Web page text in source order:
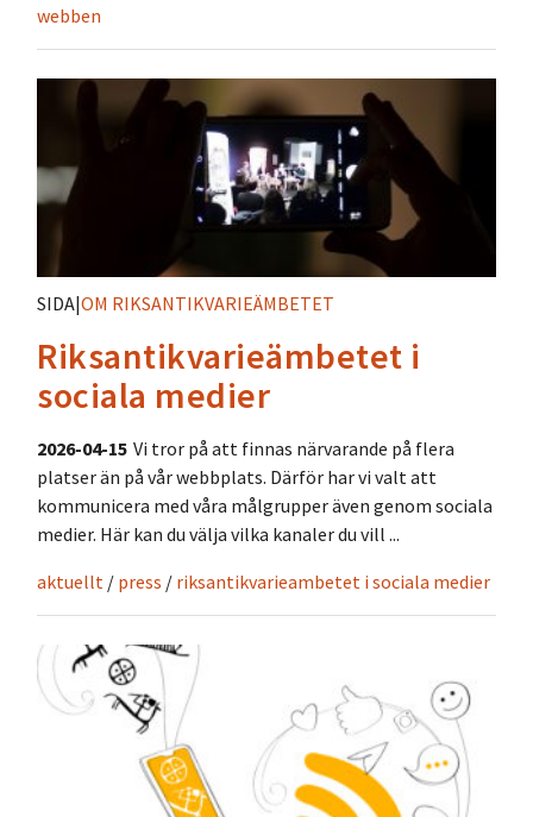
webben
SIDA|OM RIKSANTIKVARIEÄMBETET
Riksantikvarieämbetet i
sociala medier
2026-04-15 Vi tror på att finnas närvarande på flera
platser än på vår webbplats. Därför har vi valt att
kommunicera med våra målgrupper även genom sociala
medier. Här kan du välja vilka kanaler du vill ...
aktuellt / press / riksantikvarieambetet i sociala medier